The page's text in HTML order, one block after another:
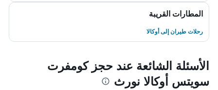
المطارات القريبة
رحلات طيران إلى أوكالا
الأسئلة الشائعة عند حجز كومفرت
سويتس أوكالا نورث